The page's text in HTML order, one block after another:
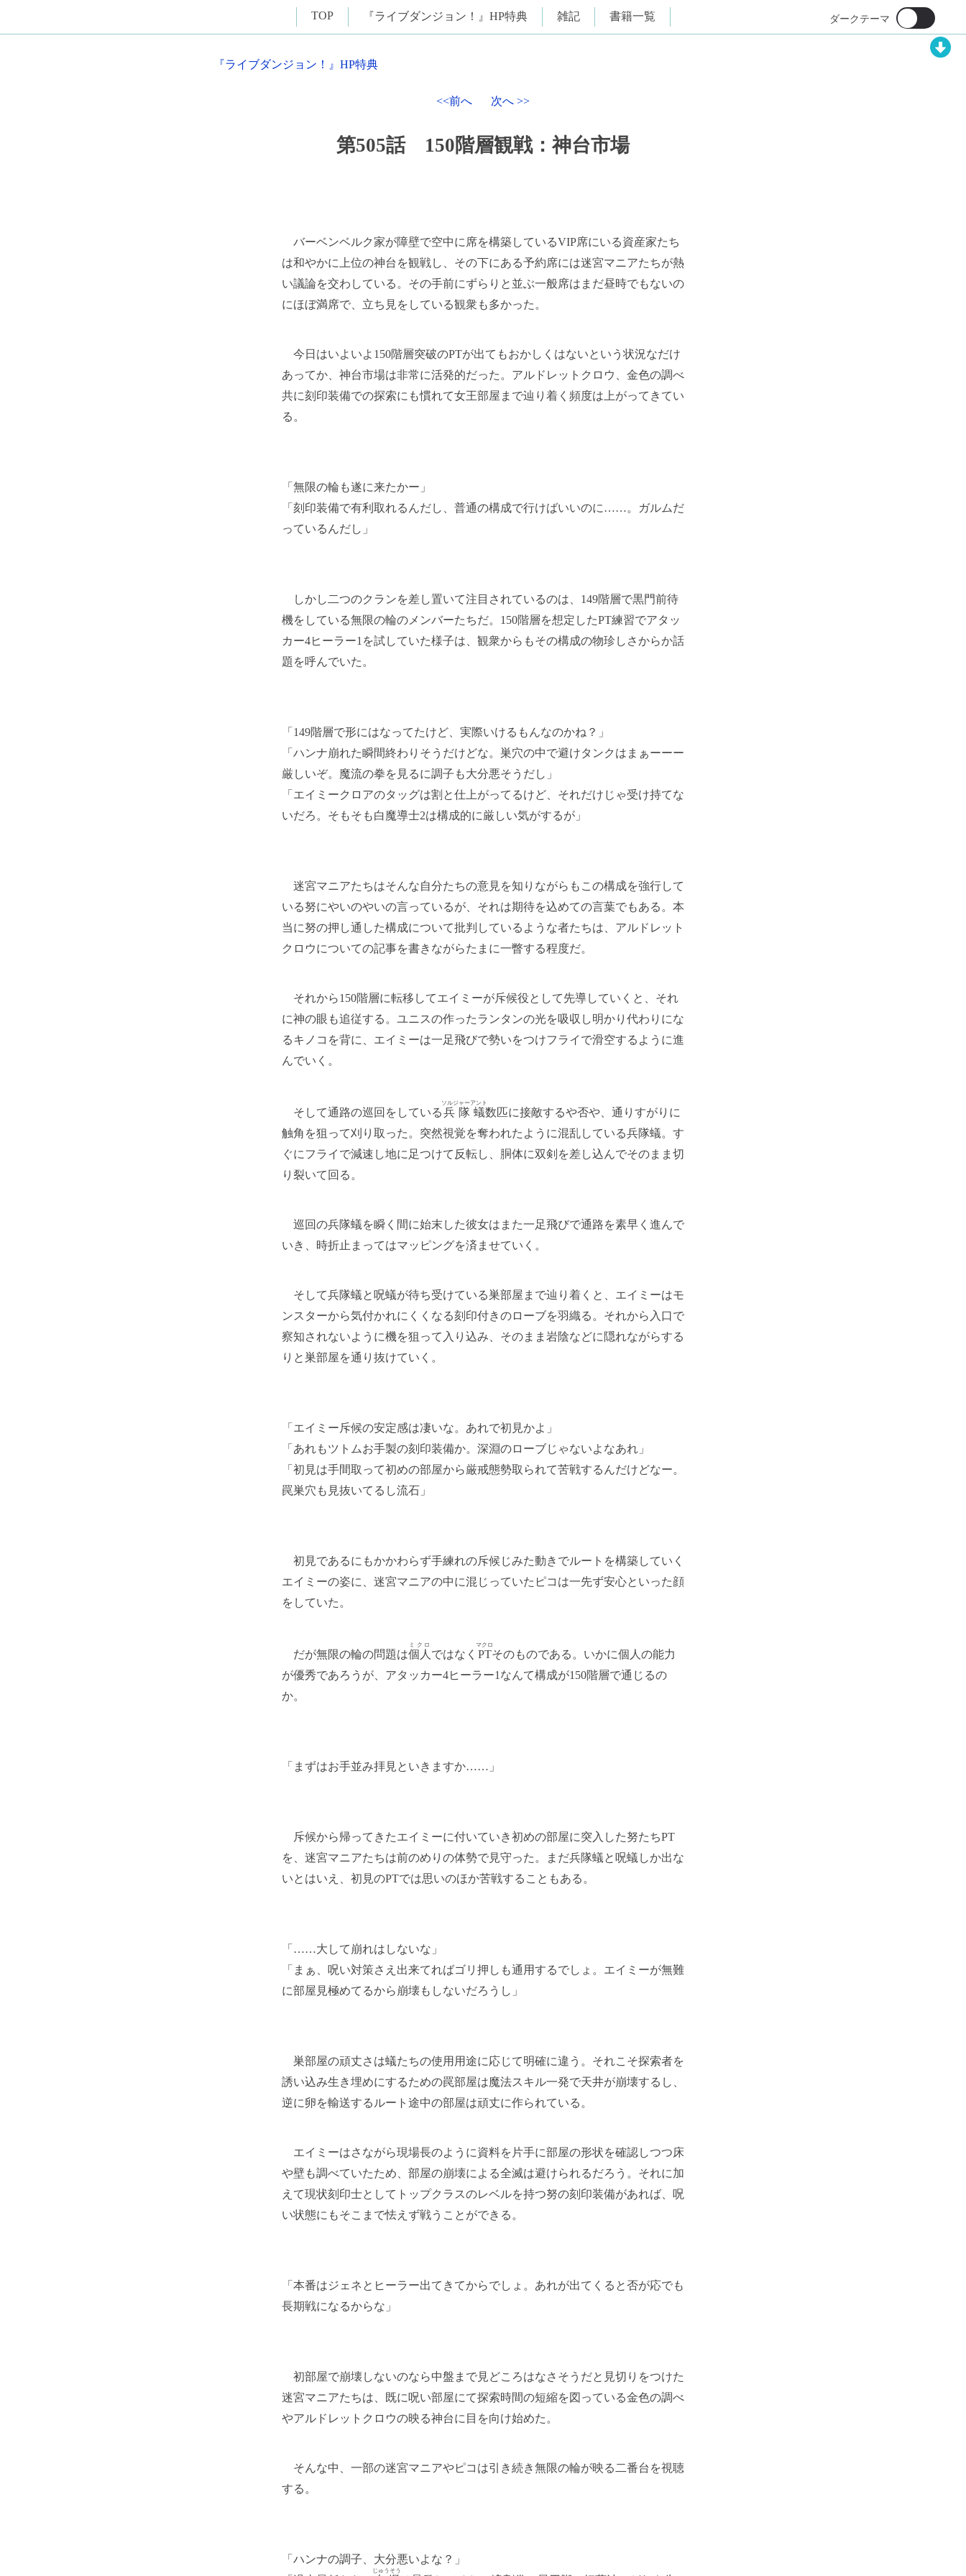
TOP 『ライブダンジョン！』HP特典 雑記 書籍一覧
『ライブダンジョン！』HP特典
<<前へ 次へ >>
第505話 150階層観戦：神台市場
バーベンベルク家が障壁で空中に席を構築しているVIP席にいる資産家たち
は和やかに上位の神台を観戦し、その下にある予約席には迷宮マニアたちが熱
い議論を交わしている。その手前にずらりと並ぶ一般席はまだ昼時でもないの
にほぼ満席で、立ち見をしている観衆も多かった。
今日はいよいよ150階層突破のPTが出てもおかしくはないという状況なだけ
あってか、神台市場は非常に活発的だった。アルドレットクロウ、金色の調べ
共に刻印装備での探索にも慣れて女王部屋まで辿り着く頻度は上がってきてい
る。
「無限の輪も遂に来たかー」
「刻印装備で有利取れるんだし、普通の構成で行けばいいのに……。ガルムだ
っているんだし」
しかし二つのクランを差し置いて注目されているのは、149階層で黒門前待
機をしている無限の輪のメンバーたちだ。150階層を想定したPT練習でアタッ
カー4ヒーラー1を試していた様子は、観衆からもその構成の物珍しさからか話
題を呼んでいた。
「149階層で形にはなってたけど、実際いけるもんなのかね？」
「ハンナ崩れた瞬間終わりそうだけどな。巣穴の中で避けタンクはまぁーーー
厳しいぞ。魔流の拳を見るに調子も大分悪そうだし」
「エイミークロアのタッグは割と仕上がってるけど、それだけじゃ受け持てな
いだろ。そもそも白魔導士2は構成的に厳しい気がするが」
迷宮マニアたちはそんな自分たちの意見を知りながらもこの構成を強行して
いる努にやいのやいの言っているが、それは期待を込めての言葉でもある。本
当に努の押し通した構成について批判しているような者たちは、アルドレット
クロウについての記事を書きながらたまに一瞥する程度だ。
それから150階層に転移してエイミーが斥候役として先導していくと、それ
に神の眼も追従する。ユニスの作ったランタンの光を吸収し明かり代わりにな
るキノコを背に、エイミーは一足飛びで勢いをつけフライで滑空するように進
んでいく。
そして通路の巡回をしている兵隊蟻
ソルジャーアント
数匹に接敵するや否や、通りすがりに
触角を狙って刈り取った。突然視覚を奪われたように混乱している兵隊蟻。す
ぐにフライで減速し地に足つけて反転し、胴体に双剣を差し込んでそのまま切
り裂いて回る。
巡回の兵隊蟻を瞬く間に始末した彼女はまた一足飛びで通路を素早く進んで
いき、時折止まってはマッピングを済ませていく。
そして兵隊蟻と呪蟻が待ち受けている巣部屋まで辿り着くと、エイミーはモ
ンスターから気付かれにくくなる刻印付きのローブを羽織る。それから入口で
察知されないように機を狙って入り込み、そのまま岩陰などに隠れながらする
りと巣部屋を通り抜けていく。
「エイミー斥候の安定感は凄いな。あれで初見かよ」
「あれもツトムお手製の刻印装備か。深淵のローブじゃないよなあれ」
「初見は手間取って初めの部屋から厳戒態勢取られて苦戦するんだけどなー。
罠巣穴も見抜いてるし流石」
初見であるにもかかわらず手練れの斥候じみた動きでルートを構築していく
エイミーの姿に、迷宮マニアの中に混じっていたピコは一先ず安心といった顔
をしていた。
だが無限の輪の問題は個人
ミクロ
ではなく PT
マクロ
そのものである。いかに個人の能力
が優秀であろうが、アタッカー4ヒーラー1なんて構成が150階層で通じるの
か。
「まずはお手並み拝見といきますか……」
斥候から帰ってきたエイミーに付いていき初めの部屋に突入した努たちPT
を、迷宮マニアたちは前のめりの体勢で見守った。まだ兵隊蟻と呪蟻しか出な
いとはいえ、初見のPTでは思いのほか苦戦することもある。
「……大して崩れはしないな」
「まぁ、呪い対策さえ出来てればゴリ押しも通用するでしょ。エイミーが無難
に部屋見極めてるから崩壊もしないだろうし」
巣部屋の頑丈さは蟻たちの使用用途に応じて明確に違う。それこそ探索者を
誘い込み生き埋めにするための罠部屋は魔法スキル一発で天井が崩壊するし、
逆に卵を輸送するルート途中の部屋は頑丈に作られている。
エイミーはさながら現場長のように資料を片手に部屋の形状を確認しつつ床
や壁も調べていたため、部屋の崩壊による全滅は避けられるだろう。それに加
えて現状刻印士としてトップクラスのレベルを持つ努の刻印装備があれば、呪
い状態にもそこまで怯えず戦うことができる。
「本番はジェネとヒーラー出てきてからでしょ。あれが出てくると否が応でも
長期戦になるからな」
初部屋で崩壊しないのなら中盤まで見どころはなさそうだと見切りをつけた
迷宮マニアたちは、既に呪い部屋にて探索時間の短縮を図っている金色の調べ
やアルドレットクロウの映る神台に目を向け始めた。
そんな中、一部の迷宮マニアやピコは引き続き無限の輪が映る二番台を視聴
する。
「ハンナの調子、大分悪いよな？」
じゅうそう